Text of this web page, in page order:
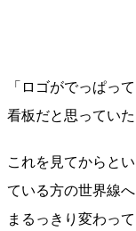
「ロゴがでっぱっ
看板だと思ってい
これを見てからと
ている方の世界線
まるっきり変わっ